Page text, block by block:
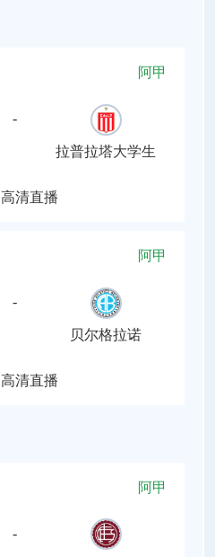
阿甲
-
拉普拉塔大学生
高清直播
阿甲
-
贝尔格拉诺
高清直播
阿甲
-